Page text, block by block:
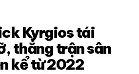
Kyrgios tái
thắng trận sân
kể từ 2022